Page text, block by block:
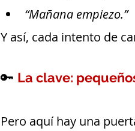
“Mañana empiezo.”
Y así, cada intento de
🔑 La clave:
Pero aquí hay una